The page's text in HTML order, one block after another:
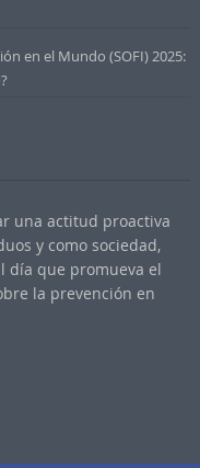
en el Mundo (SOFI) 2025:
una actitud proactiva
y como sociedad,
día que promueva el
la prevención en